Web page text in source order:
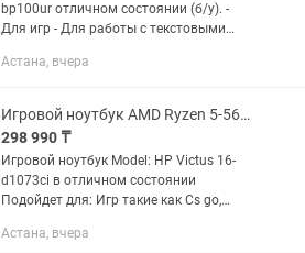
bp100ur отличном состоянии (б/у). -
Для игр - Для работы с текстовыми
Домашнего использования
Астана, вчера
Игровой ноутбук AMD Ryzen 5-5600H/RAM 16Gb DDR4/SSD 1000Gb/RTX 3060 GDDR6
298 990 ₸
Игровой ноутбук Model: HP Victus 16-
d1073ci в отличном состоянии
Подойдет для: Игр такие как Cs go,
2077, Metro, Танки и т.д Для работы с
Астана, вчера